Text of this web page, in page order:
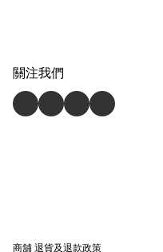
關注我們
商舖退貨及退款政策